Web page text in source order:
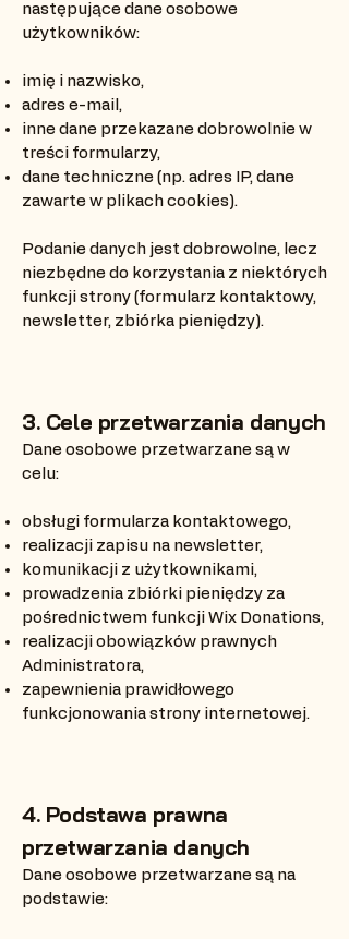
następujące dane osobowe
użytkowników:
imię i nazwisko,
adres e-mail,
inne dane przekazane dobrowolnie w
treści formularzy,
dane techniczne (np. adres IP, dane
zawarte w plikach cookies).
Podanie danych jest dobrowolne, lecz
niezbędne do korzystania z niektórych
funkcji strony (formularz kontaktowy,
newsletter, zbiórka pieniędzy).
3. Cele przetwarzania danych
Dane osobowe przetwarzane są w
celu:
obsługi formularza kontaktowego,
realizacji zapisu na newsletter,
komunikacji z użytkownikami,
prowadzenia zbiórki pieniędzy za
pośrednictwem funkcji Wix Donations,
realizacji obowiązków prawnych
Administratora,
zapewnienia prawidłowego
funkcjonowania strony internetowej.
4. Podstawa prawna
przetwarzania danych
Dane osobowe przetwarzane są na
podstawie: